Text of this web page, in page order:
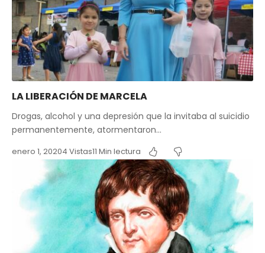
LA LIBERACIÓN DE MARCELA
Drogas, alcohol y una depresión que la invitaba al suicidio
permanentemente, atormentaron…
enero 1, 20204 Vistas11 Min lectura